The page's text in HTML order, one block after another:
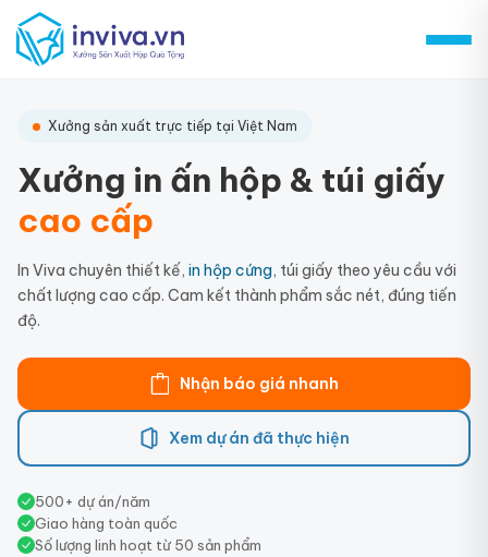
Skip
to
content
Xưởng sản xuất trực tiếp tại Việt Nam
Xưởng in ấn hộp & túi giấy
cao cấp
In Viva chuyên thiết kế, in hộp cứng, túi giấy theo yêu cầu với
chất lượng cao cấp. Cam kết thành phẩm sắc nét, đúng tiến
độ.
Nhận báo giá nhanh
Xem dự án đã thực hiện
500+ dự án/năm
Giao hàng toàn quốc
Số lượng linh hoạt từ 50 sản phẩm